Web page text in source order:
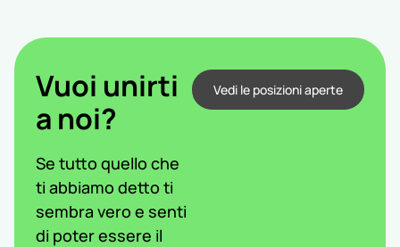
Vuoi unirti
a noi?
Se tutto quello che
ti abbiamo detto ti
sembra vero e senti
di poter essere il
Vedi le posizioni aperte